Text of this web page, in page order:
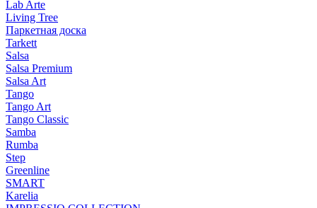
Lab Arte
Living Tree
Паркетная доска
Tarkett
Salsa
Salsa Premium
Salsa Art
Tango
Tango Art
Tango Classic
Samba
Rumba
Step
Greenline
SMART
Karelia